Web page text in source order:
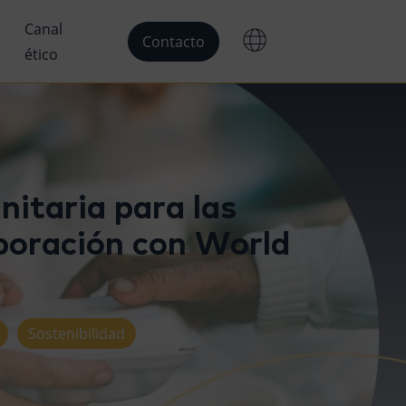
Canal
ético
Contacto
para las
con World
Sostenibilidad